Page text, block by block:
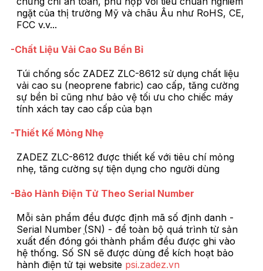
ngặt của thị trường Mỹ và châu Âu như RoHS, CE,
FCC v.v...
-Chất Liệu Vải Cao Su Bền Bỉ
Túi chống sốc ZADEZ ZLC-8612 sử dụng chất liệu
vải cao su (neoprene fabric) cao cấp, tăng cường
sự bền bỉ cũng như bảo vệ tối ưu cho chiếc máy
tính xách tay cao cấp của bạn
-Thiết Kế Mỏng Nhẹ
ZADEZ ZLC-8612 được thiết kế với tiêu chí mỏng
nhẹ, tăng cường sự tiện dụng cho người dùng
-Bảo Hành Điện Tử Theo Serial Number
Mỗi sản phẩm đều được định mã số định danh -
Serial Number ̣(SN) - để toàn bộ quá trình từ sản
xuất đến đóng gói thành phẩm đều được ghi vào
hệ thống. Số SN sẽ được dùng để kích hoạt bảo
hành điện tử tại website psi.zadez.vn